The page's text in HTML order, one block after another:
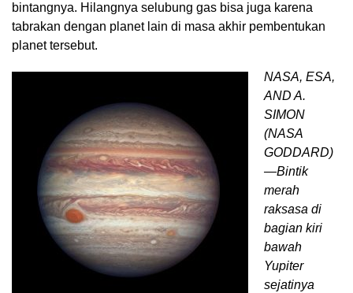
bintangnya. Hilangnya selubung gas bisa juga karena
tabrakan dengan planet lain di masa akhir pembentukan
planet tersebut.
NASA, ESA,
AND A.
SIMON
(NASA
GODDARD)
—Bintik
merah
raksasa di
bagian kiri
bawah
Yupiter
sejatinya